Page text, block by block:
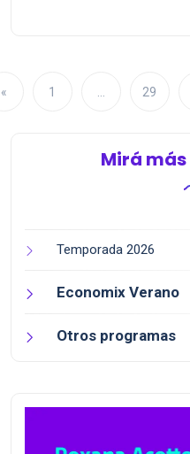
« 1 29
Mirá
Temporada 2026
Economix Verano
Otros programas